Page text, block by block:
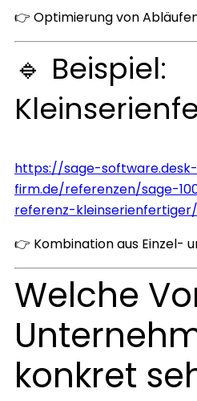
👉 Optimierung von
🔹 Beispiel:
https://sage-software.desk-
firm.de/referenzen/sage-
referenz-kleinserienfertiger/
👉 Kombination aus Einzel-
Welche
konkret